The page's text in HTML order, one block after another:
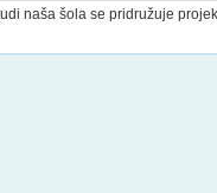
naša šola se pridružuje